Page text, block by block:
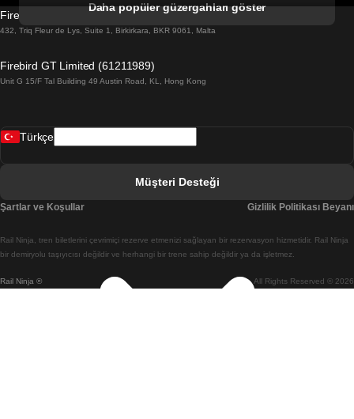
Barselona Sevilla Treni
Belfast Dublin Treni
Budapeşte Viyana Treni
Busan Cheonan(Asan) Treni
Daha popüler güzergahları göster
Firebird GT Limited (OC 1451)
432, Triq Fleur de Lys, Suite 1, Birkirkara, BKR 9061, Malta
Firebird GT Limited (61211989)
Unit G 15/F Tal Building 49 Austin Road, KL, Hong Kong
Rail Ninja ® All Rights Reserved © 2026
Rail Ninja, tren biletlerini çevrimiçi rezerve etmenizi sağlayan bir rezervasyon hizmetidir. Rail Ninja
bir demiryolu taşıyıcısı değildir ve herhangi bir trene sahip değildir ya da işletmez.
Türkçe
Müşteri Desteği
Şartlar ve Koşullar Gizlilik Politikası Beyanı